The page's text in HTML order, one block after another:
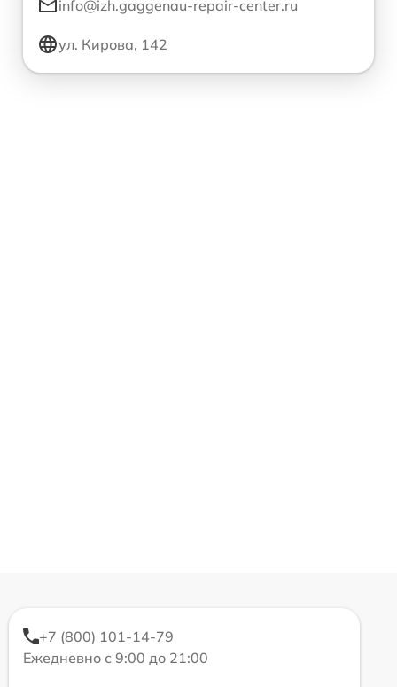
info@izh.gaggenau-repair-center.ru
ул. Кирова, 142
+7 (800) 101-14-79
Ежедневно с 9:00 до 21:00